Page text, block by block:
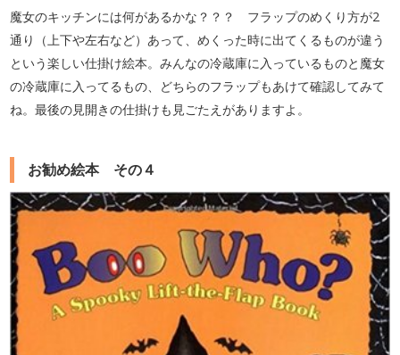
魔女のキッチンには何があるかな？？？ フラップのめくり方が2
通り（上下や左右など）あって、めくった時に出てくるものが違う
という楽しい仕掛け絵本。みんなの冷蔵庫に入っているものと魔女
の冷蔵庫に入ってるもの、どちらのフラップもあけて確認してみて
ね。最後の見開きの仕掛けも見ごたえがありますよ。
お勧め絵本 その４